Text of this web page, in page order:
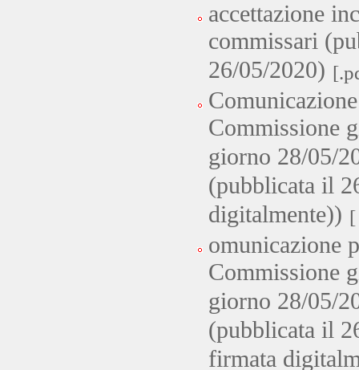
accettazione
commissari
26/05/2020)
Commissione
giorno 28/05/
(pubblicata il
digitalmente))
omunicazione
Commissione
giorno 28/05/
(pubblicata il
firmata